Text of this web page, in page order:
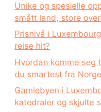
Unike og spesielle
smått land, store
Prisnivå i
reise hit?
Hvordan komme seg
du smartest fra Norge
Gamlebyen i
katedraler og skjulte